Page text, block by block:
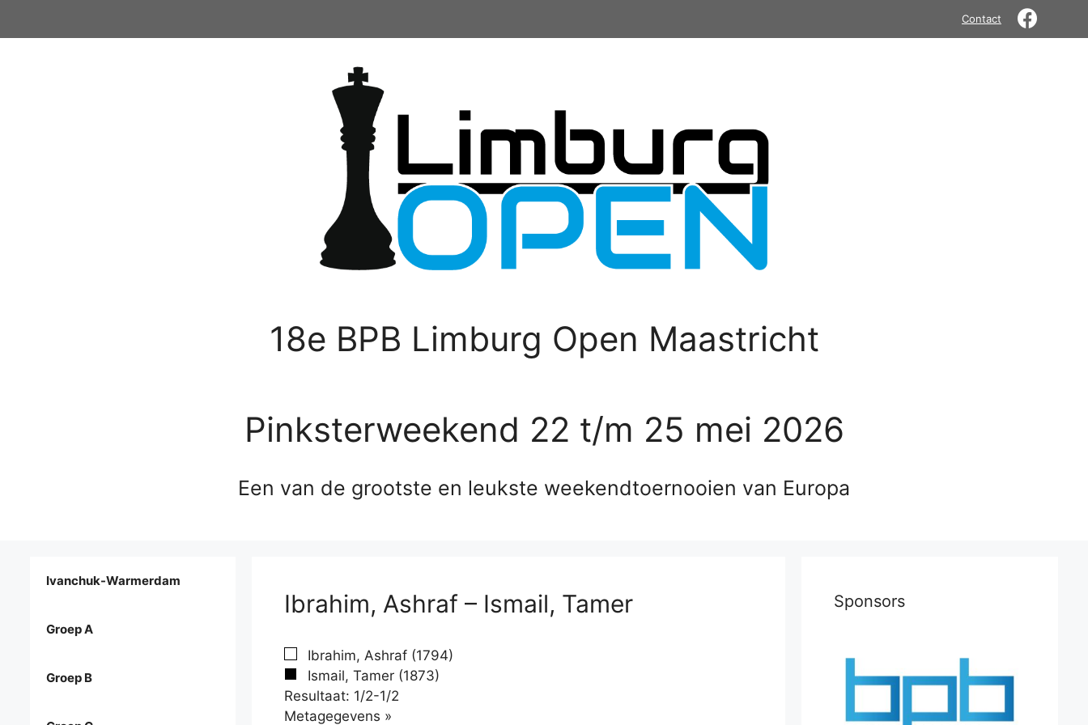
Contact
18e BPB Limburg Open Maastricht
Pinksterweekend 22 t/m 25 mei 2026
Een van de grootste en leukste weekendtoernooien van Europa
Ibrahim, Ashraf – Ismail, Tamer
Ibrahim, Ashraf (1794)
Ismail, Tamer (1873)
Resultaat: 1/2-1/2
Metagegevens »
Ivanchuk-Warmerdam
Groep A
Groep B
Sponsors